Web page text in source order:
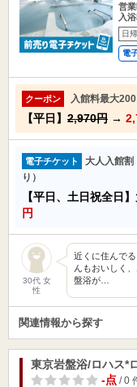
営
入
日
電
クーポン 入館料最大
【平日】 2,970円 →
電子チケット
大人入館割
り）
【平日、土日祝全日
円
30代 女
性
近くに住んで
んもおいしく
盤浴が…
関連情報から探す
東京岩盤浴/ロハス*
-点/ 0